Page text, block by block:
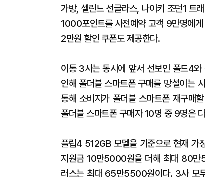
가방, 셀린느 선글라스, 나이키 조던1 트
1000포인트를 사전예약 고객 9만명에
2만원 할인 쿠폰도 제공한다.
이통 3사는 동시에 앞서 선보인 폴드4
인해 폴더블 스마트폰 구매를 망설이는
통해 소비자가 폴더블 스마트폰 재구매
폴더블 스마트폰 구매자 10명 중 9명은
플립4 512GB 모델을 기준으로 현재 가
지원금 10만5000원을 더해 최대 80
러스는 최대 65만5500원이다. 3사 모